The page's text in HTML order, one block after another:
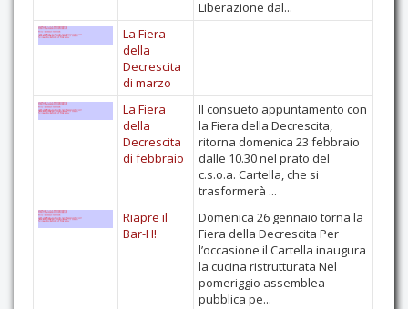
Liberazione dal...
La Fiera
della
Decrescita
di marzo
La Fiera
della
Decrescita
di febbraio
Il consueto appuntamento con
la Fiera della Decrescita,
ritorna domenica 23 febbraio
dalle 10.30 nel prato del
c.s.o.a. Cartella, che si
trasformerà ...
Riapre il
Bar-H!
Domenica 26 gennaio torna la
Fiera della Decrescita Per
l’occasione il Cartella inaugura
la cucina ristrutturata Nel
pomeriggio assemblea
pubblica pe...